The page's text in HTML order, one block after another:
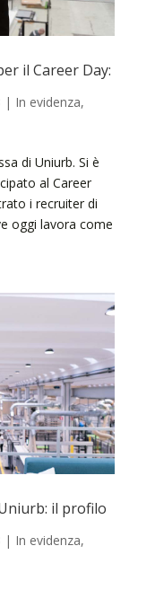
il Career Day:
| In evidenza,
di Uniurb. Si è
al Career
i recruiter di
oggi lavora come
il profilo
| In evidenza,